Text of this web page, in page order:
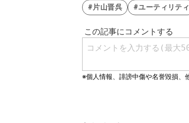
#片山晋呉 #ユーティリティ